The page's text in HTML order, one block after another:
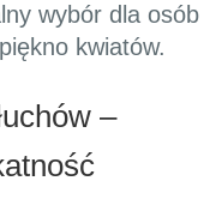
wybór dla osób
kwiatów.
–